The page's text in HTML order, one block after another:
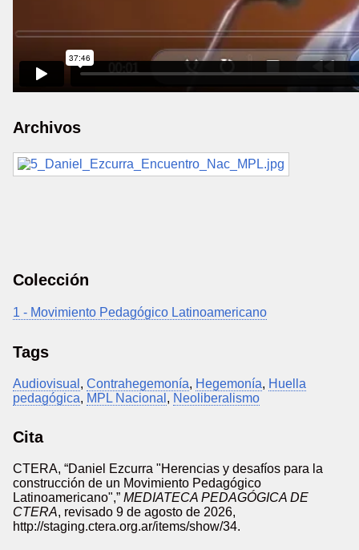
Archivos
Colección
1 - Movimiento Pedagógico Latinoamericano
Tags
Audiovisual , Contrahegemonía, Hegemonía, Huella
pedagógica, MPL Nacional , Neoliberalismo
Cita
CTERA, “Daniel Ezcurra "Herencias y desafíos para la
construcción de un Movimiento Pedagógico
Latinoamericano",” MEDIATECA PEDAGÓGICA DE
CTERA, revisado 9 de agosto de 2026,
http://staging.ctera.org.ar/items/show/34.